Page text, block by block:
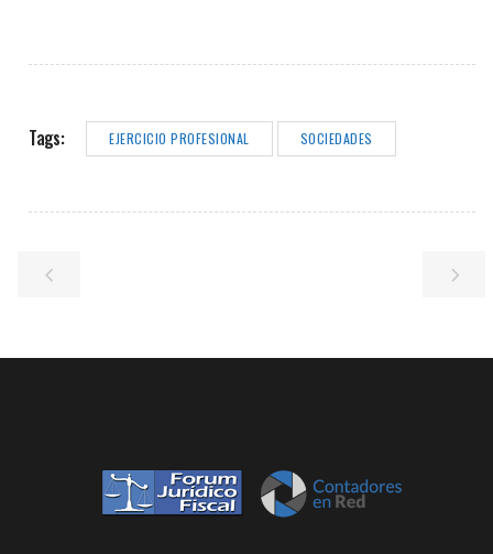
Tags: EJERCICIO PROFESIONAL SOCIEDADES